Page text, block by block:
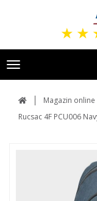
★ ★
Toggle
navigation
Magazin online
Rucsac 4F PCU006